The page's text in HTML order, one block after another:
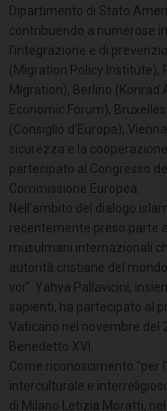
Dipartimento di Stato
contribuendo a numerose
l’integrazione e di
(Migration Policy Institute),
Migration), Berlino (Konrad
Economic Forum),
(Consiglio d’Europa),
sicurezza e la
partecipato al Congresso
Commissione Europea.
Nell’ambito del dialogo
recentemente preso parte
musulmani internazionali
autorità cristiane del
voi”. Yahya Pallavicini,
sapienti, ha partecipato al
Vaticano nel novembre del
Benedetto XVI.
Come riconoscimento “per
interculturale e
di Milano Letizia Moratti,